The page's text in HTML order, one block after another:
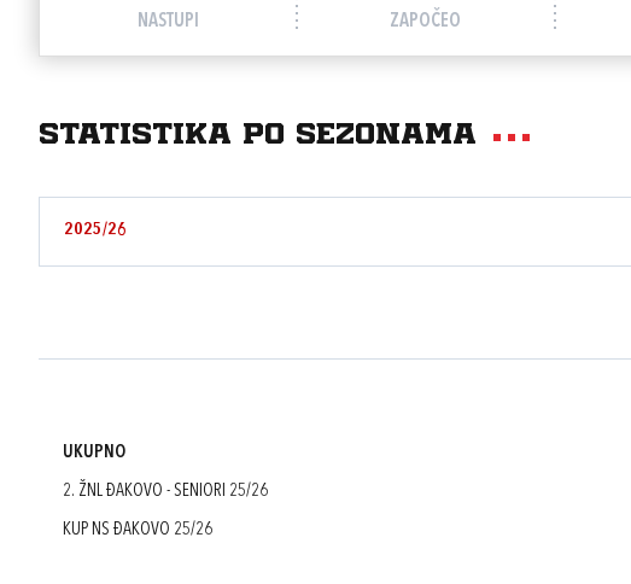
NASTUPI ZAPOČEO
Statistika po sezonama
2025/26
UKUPNO
2. ŽNL ĐAKOVO - SENIORI 25/26
KUP NS ĐAKOVO 25/26